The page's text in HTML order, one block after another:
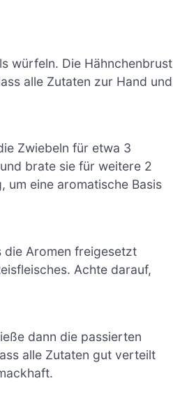
würfeln. Die Hähnchenbrust
alle Zutaten zur Hand und
Zwiebeln für etwa 3
brate sie für weitere 2
um eine aromatische Basis
die Aromen freigesetzt
Achte darauf,
dann die passierten
alle Zutaten gut verteilt